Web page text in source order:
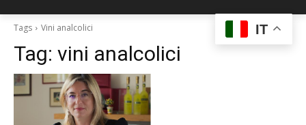
Tags Vini analcolici
Tag: vini analcolici
IT